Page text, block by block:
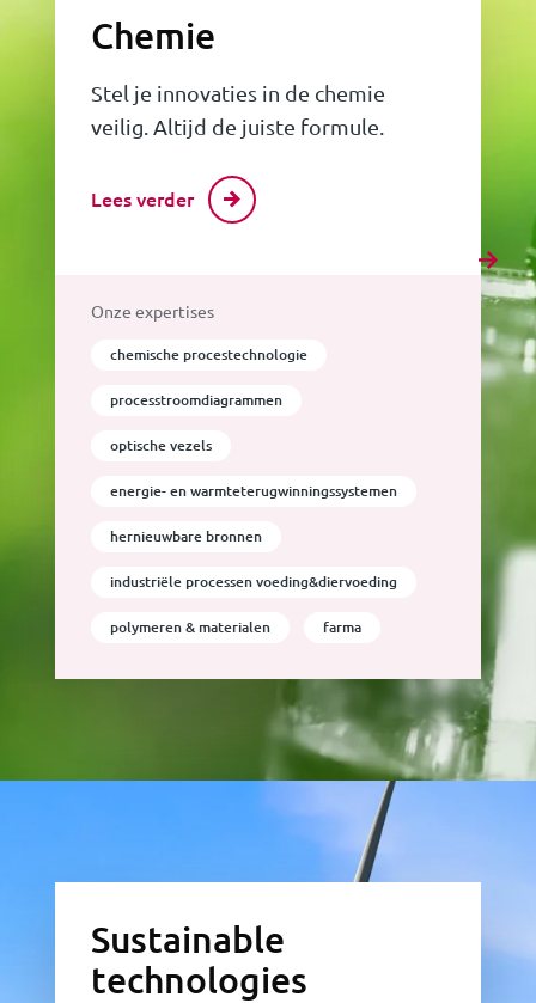
Chemie
Stel je innovaties in de chemie
veilig. Altijd de juiste formule.
Lees verder
Onze expertises
chemische procestechnologie
processtroomdiagrammen
optische vezels
energie- en warmteterugwinningssystemen
hernieuwbare bronnen
industriële processen voeding&diervoeding
polymeren & materialen farma
Sustainable
technologies